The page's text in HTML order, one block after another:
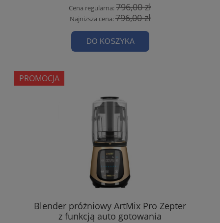
Cena regularna:796,00 zł
Najniższa cena:796,00 zł
DO KOSZYKA
Blender próżniowy ArtMix Pro Zepter
z funkcją auto gotowania
PROMOCJA